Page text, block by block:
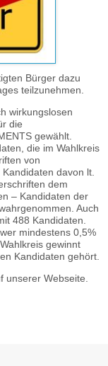
Bürger dazu
teilzunehmen.
wirkungslosen
die
gewählt.
die im Wahlkreis
von
davon lt.
dem
– Kandidaten der
Auch
488 Kandidaten.
mindestens 0,5%
gewinnt
Kandidaten gehört.
unserer Webseite.